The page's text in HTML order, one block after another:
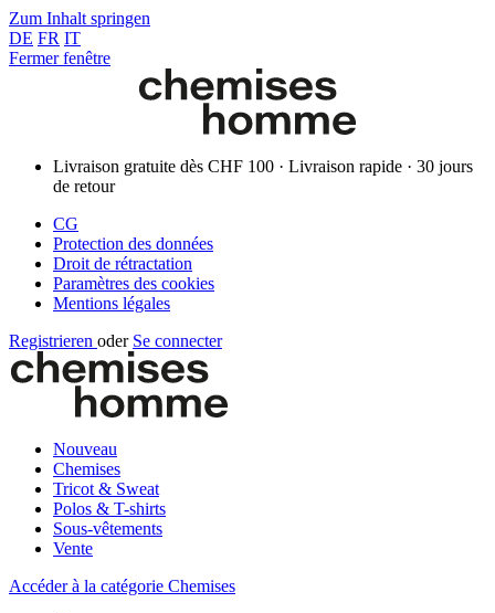
Zum Inhalt springen
DE FR IT
Fermer fenêtre
Livraison gratuite dès CHF 100 · Livraison rapide · 30 jours
de retour
CG
Protection des données
Droit de rétractation
Paramètres des cookies
Mentions légales
Registrieren oder Se connecter
Nouveau
Chemises
Tricot & Sweat
Polos & T-shirts
Sous-vêtements
Vente
Accéder à la catégorie Chemises